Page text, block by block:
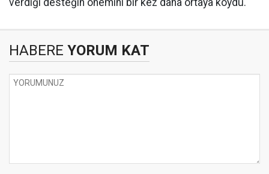
verdiği desteğin önemini bir kez daha ortaya koydu.
HABERE YORUM KAT